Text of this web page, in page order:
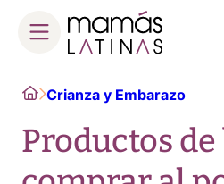
content
HomeCrianza y Embarazo
Productos